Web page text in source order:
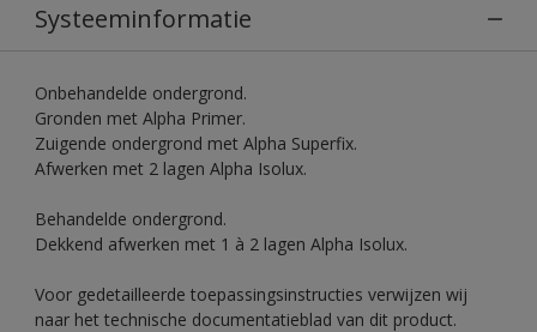
Systeeminformatie
Onbehandelde ondergrond.
Gronden met Alpha Primer.
Zuigende ondergrond met Alpha Superfix.
Afwerken met 2 lagen Alpha Isolux.
Behandelde ondergrond.
Dekkend afwerken met 1 à 2 lagen Alpha Isolux.
Voor gedetailleerde toepassingsinstructies verwijzen wij
naar het technische documentatieblad van dit product.